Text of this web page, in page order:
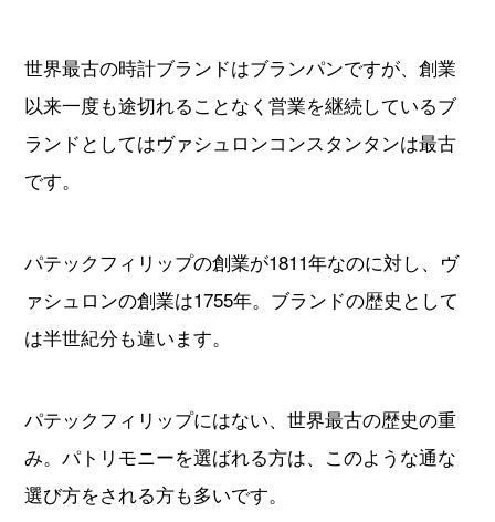
世界最古の時計ブランドはブランパンですが、創業
以来一度も途切れることなく営業を継続しているブ
ランドとしてはヴァシュロンコンスタンタンは最古
です。
パテックフィリップの創業が1811年なのに対し、ヴ
ァシュロンの創業は1755年。ブランドの歴史として
は半世紀分も違います。
パテックフィリップにはない、世界最古の歴史の重
み。パトリモニーを選ばれる方は、このような通な
選び方をされる方も多いです。